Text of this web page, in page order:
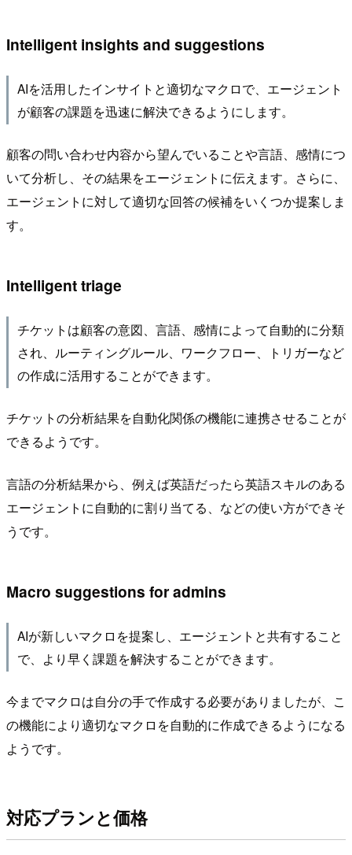
Intelligent insights and suggestions
AIを活用したインサイトと適切なマクロで、エージェント
が顧客の課題を迅速に解決できるようにします。
顧客の問い合わせ内容から望んでいることや言語、感情につ
いて分析し、その結果をエージェントに伝えます。さらに、
エージェントに対して適切な回答の候補をいくつか提案しま
す。
Intelligent triage
チケットは顧客の意図、言語、感情によって自動的に分類
され、ルーティングルール、ワークフロー、トリガーなど
の作成に活用することができます。
チケットの分析結果を自動化関係の機能に連携させることが
できるようです。
言語の分析結果から、例えば英語だったら英語スキルのある
エージェントに自動的に割り当てる、などの使い方ができそ
うです。
Macro suggestions for admins
AIが新しいマクロを提案し、エージェントと共有すること
で、より早く課題を解決することができます。
今までマクロは自分の手で作成する必要がありましたが、こ
の機能により適切なマクロを自動的に作成できるようになる
ようです。
対応プランと価格